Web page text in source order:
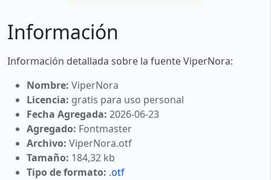
Información
Información detallada sobre la fuente ViperNora:
Nombre: ViperNora
Licencia: gratis para uso personal
Fecha Agregada: 2026-06-23
Agregado: Fontmaster
Archivo: ViperNora.otf
Tamaño: 184,32 kb
Tipo de formato: .otf